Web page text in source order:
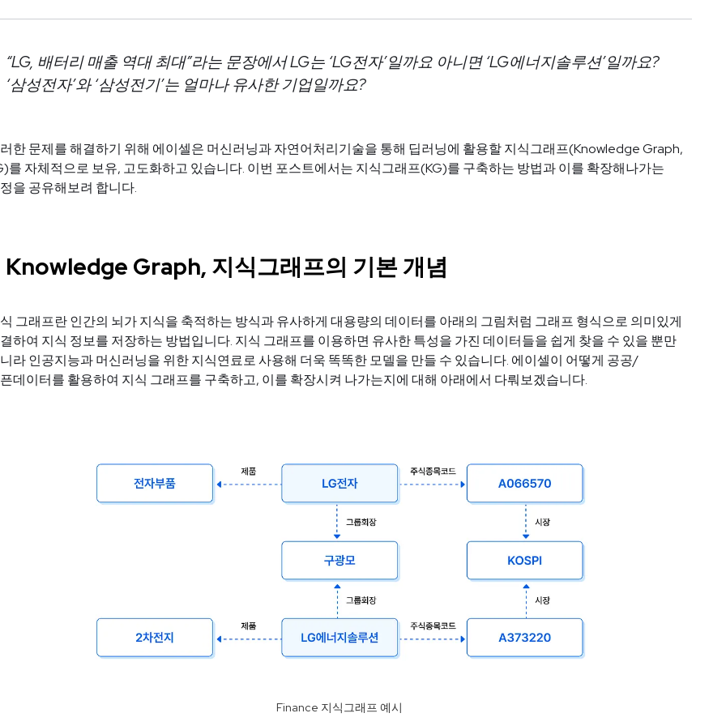
“LG, 배터리 매출 역대 최대”라는 문장에서 LG는 ‘LG전자’일까요 아니면 ‘LG에너지솔루션’일까요?
‘삼성전자’와 ‘삼성전기’는 얼마나 유사한 기업일까요?
한 문제를 해결하기 위해 에이셀은 머신러닝과 자연어처리기술을 통해 딥러닝에 활용할 지식그래프(Knowledge Graph,
를 자체적으로 보유, 고도화하고 있습니다. 이번 포스트에서는 지식그래프(KG)를 구축하는 방법과 이를 확장해나가는
을 공유해보려 합니다.
Knowledge Graph, 지식그래프의 기본 개념
그래프란 인간의 뇌가 지식을 축적하는 방식과 유사하게 대용량의 데이터를 아래의 그림처럼 그래프 형식으로 의미있게
하여 지식 정보를 저장하는 방법입니다. 지식 그래프를 이용하면 유사한 특성을 가진 데이터들을 쉽게 찾을 수 있을 뿐만
라 인공지능과 머신러닝을 위한 지식연료로 사용해 더욱 똑똑한 모델을 만들 수 있습니다. 에이셀이 어떻게 공공/
데이터를 활용하여 지식 그래프를 구축하고, 이를 확장시켜 나가는지에 대해 아래에서 다뤄보겠습니다.
Finance 지식그래프 예시